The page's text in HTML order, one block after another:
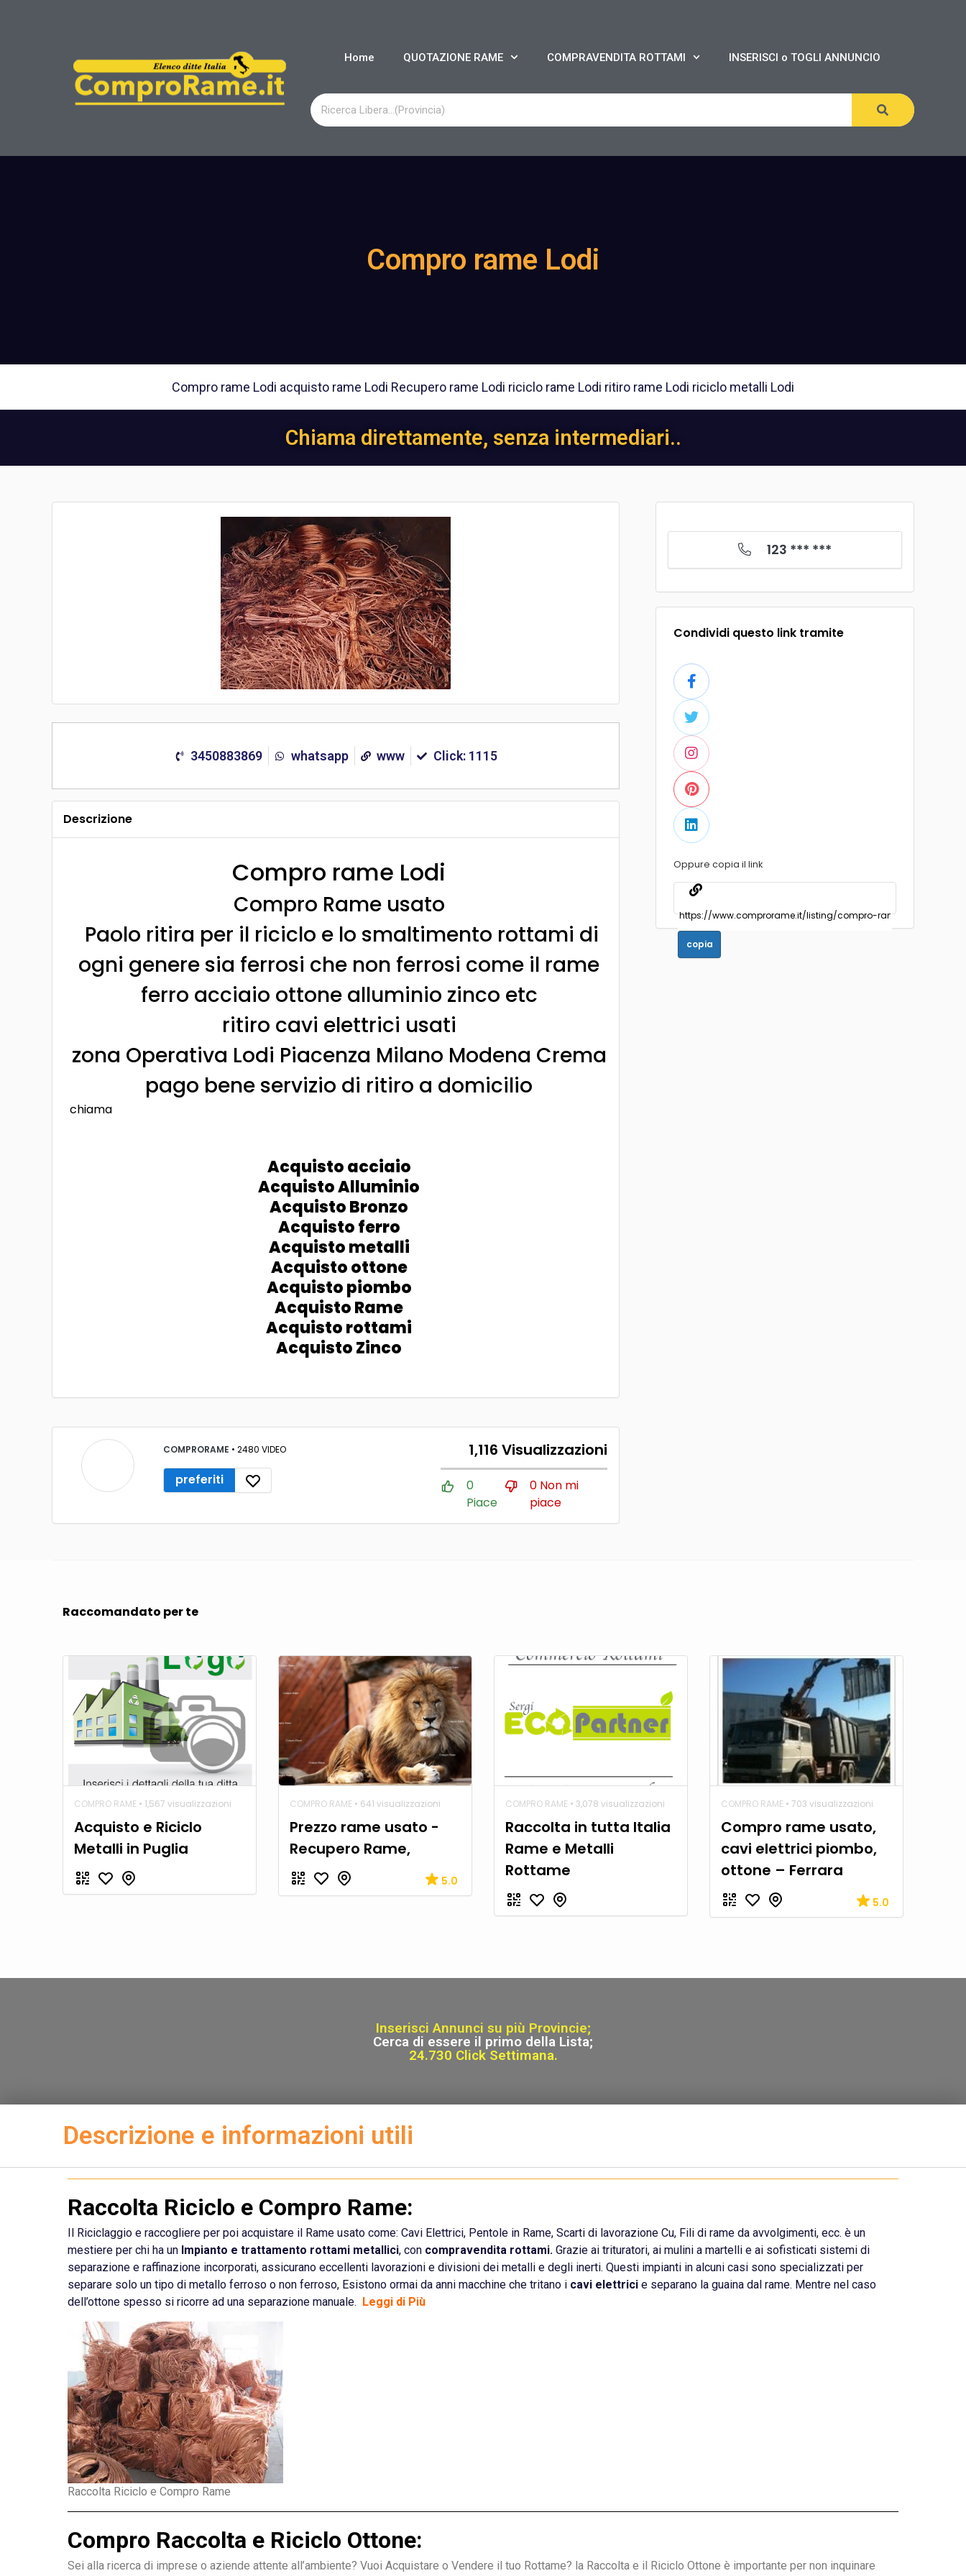
Home QUOTAZIONE RAME COMPRAVENDITA ROTTAMI INSERISCI o TOGLI ANNUNCIO
Compro rame Lodi
Compro rame Lodi acquisto rame Lodi Recupero rame Lodi riciclo rame Lodi ritiro rame Lodi riciclo metalli Lodi
Chiama direttamente, senza intermediari..
3450883869 whatsapp www Click: 1115
Descrizione
Compro rame Lodi
Compro Rame usato
Paolo ritira per il riciclo e lo smaltimento rottami di
ogni genere sia ferrosi che non ferrosi come il rame
ferro acciaio ottone alluminio zinco etc
ritiro cavi elettrici usati
zona Operativa Lodi Piacenza Milano Modena Crema
pago bene servizio di ritiro a domicilio
chiama
Acquisto acciaio
Acquisto Alluminio
Acquisto Bronzo
Acquisto ferro
Acquisto metalli
Acquisto ottone
Acquisto piombo
Acquisto Rame
Acquisto rottami
Acquisto Zinco
COMPRORAME • 2480 VIDEO
preferiti
1,116 Visualizzazioni
0
Piace
0 Non mi
piace
123 *** ***
Condividi questo link tramite
Oppure copia il link
copia
Raccomandato per te
COMPRO RAME • 1,567 visualizzazioni
Acquisto e Riciclo
Metalli in Puglia
COMPRO RAME • 641 visualizzazioni
Prezzo rame usato -
Recupero Rame,
5.0
COMPRO RAME • 3,078 visualizzazioni
Raccolta in tutta Italia
Rame e Metalli
Rottame
COMPRO RAME • 703 visualizzazioni
Compro rame usato,
cavi elettrici piombo,
ottone – Ferrara
5.0
Inserisci Annunci su più Provincie;
Cerca di essere il primo della Lista;
24.730 Click Settimana.
Descrizione e informazioni utili
Raccolta Riciclo e Compro Rame:
Il Riciclaggio e raccogliere per poi acquistare il Rame usato come: Cavi Elettrici, Pentole in Rame, Scarti di lavorazione Cu, Fili di rame da avvolgimenti, ecc. è un
mestiere per chi ha un Impianto e trattamento rottami metallici, con compravendita rottami. Grazie ai trituratori, ai mulini a martelli e ai sofisticati sistemi di
separazione e raffinazione incorporati, assicurano eccellenti lavorazioni e divisioni dei metalli e degli inerti. Questi impianti in alcuni casi sono specializzati per
separare solo un tipo di metallo ferroso o non ferroso, Esistono ormai da anni macchine che tritano i cavi elettrici e separano la guaina dal rame. Mentre nel caso
dell’ottone spesso si ricorre ad una separazione manuale. Leggi di Più
Raccolta Riciclo e Compro Rame
Compro Raccolta e Riciclo Ottone:
Sei alla ricerca di imprese o aziende attente all’ambiente? Vuoi Acquistare o Vendere il tuo Rottame? la Raccolta e il Riciclo Ottone è importante per non inquinare